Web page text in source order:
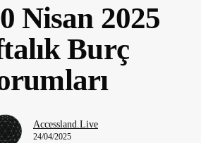
Nisan 2025
Burç
Accessland.Live
24/04/2025